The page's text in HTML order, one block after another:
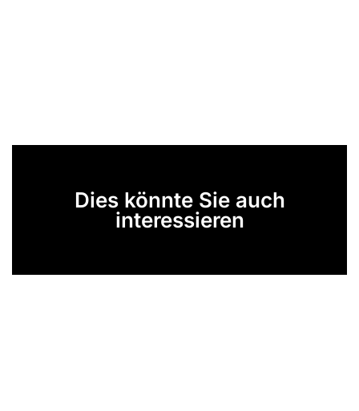
Dies könnte Sie auch
interessieren